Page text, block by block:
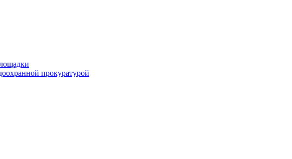
прокуратурой